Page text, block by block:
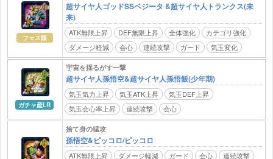
フェス限
超サイヤ人ゴッドSSベジータ &超サイヤ人トランクス(未
来)
ATK無限上昇 DEF無限上昇 全体強化
カテゴリ強化
ダメージ軽減
会心 連続攻撃 ガード 気玉変化
ガチャ産LR
宇宙を揺るがす一撃
超サイヤ人孫悟空&超サイヤ人孫悟飯(少年期)
気玉気力上昇 気玉ATK上昇
気玉DEF上昇
気玉会心率上昇
連続攻撃 会心
捨て身の猛攻
孫悟空&ピッコロ/ピッコロ
ATK無限上昇 ダメージ軽減 ガード 会心
連続攻撃